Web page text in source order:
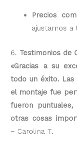
Precios
ajustarnos a
6. Testimonios de
«Gracias a su
todo un éxito. Las
el montaje fue
fueron
otras cosas
– Carolina T.